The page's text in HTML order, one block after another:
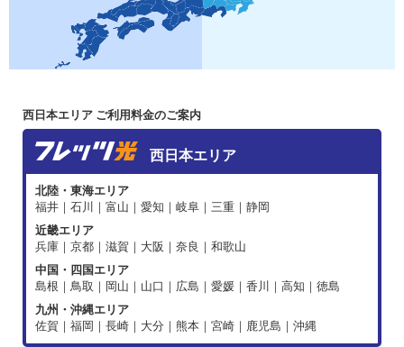
西日本エリア ご利用料金のご案内
西日本エリア
北陸・東海エリア
福井｜石川｜富山｜愛知｜岐阜｜三重｜静岡
近畿エリア
兵庫｜京都｜滋賀｜大阪｜奈良｜和歌山
中国・四国エリア
島根｜鳥取｜岡山｜山口｜広島｜愛媛｜香川｜高知｜徳島
九州・沖縄エリア
佐賀｜福岡｜長崎｜大分｜熊本｜宮崎｜鹿児島｜沖縄